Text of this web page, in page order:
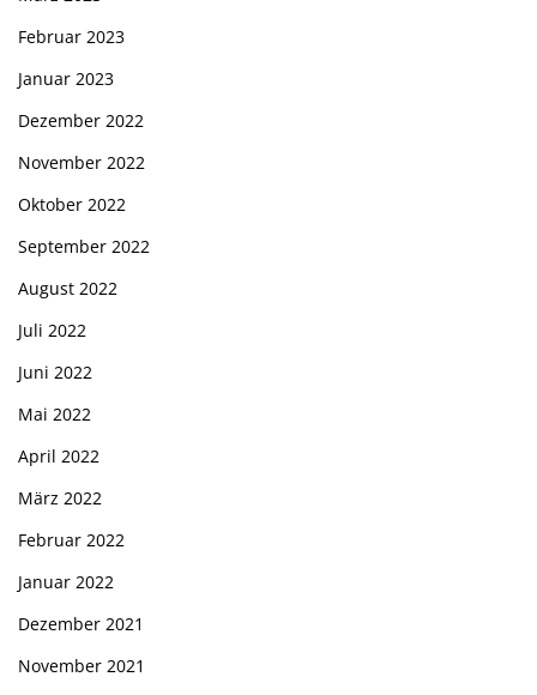
Februar 2023
Januar 2023
Dezember 2022
November 2022
Oktober 2022
September 2022
August 2022
Juli 2022
Juni 2022
Mai 2022
April 2022
März 2022
Februar 2022
Januar 2022
Dezember 2021
November 2021